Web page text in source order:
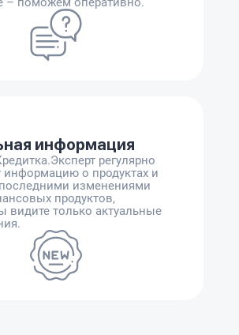
информация
регулярно
информацию о продуктах и
изменениями
продуктов,
видите только актуальные